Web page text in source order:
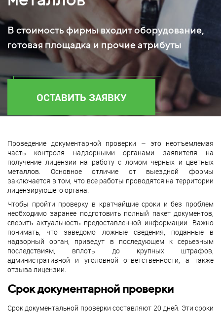
В стоимость фирмы входит оборудование,
готовая площадка и прочие атрибуты
ОСТАВИТЬ ЗАЯВКУ
Проведение документарной проверки – это неотъемлемая
часть контроля надзорными органами заявителя на
получение лицензии на работу с ломом черных и цветных
металлов. Основное отличие от выездной формы
заключается в том, что все работы проводятся на территории
лицензирующего органа.
Чтобы пройти проверку в кратчайшие сроки и без проблем
необходимо заранее подготовить полный пакет документов,
сверить актуальность предоставленной информации. Важно
понимать, что заведомо ложные сведения, поданные в
надзорный орган, приведут в последующем к серьезным
последствиям, вплоть до крупных штрафов,
административной и уголовной ответственности, а также
отзыва лицензии.
Срок документарной проверки
Срок документальной проверки составляют 20 дней. Эти сроки